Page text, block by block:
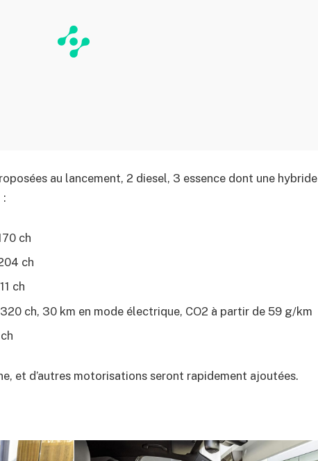
au lancement, 2 diesel, 3 essence dont une hybride
:
ch
ch
ch
ch, 30 km en mode électrique, CO2 à partir de 59 g/km
et d’autres motorisations seront rapidement ajoutées.